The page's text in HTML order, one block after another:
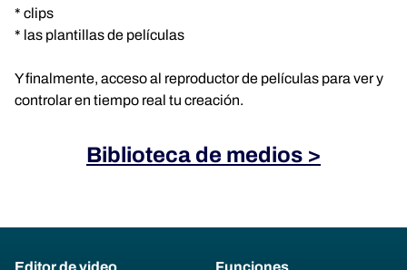
* clips
* las plantillas de películas
Y finalmente, acceso al reproductor de películas para ver y
controlar en tiempo real tu creación.
Biblioteca de medios >
Editor de video Funciones